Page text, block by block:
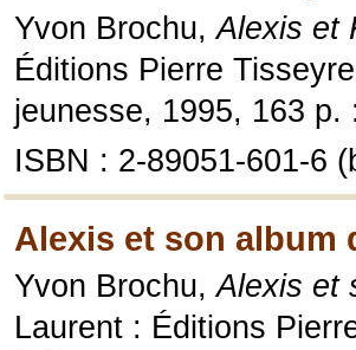
Yvon Brochu,Alexis et
Éditions Pierre
jeunesse, 1995, 163 p.
ISBN : 2-89051-601-6
Alexis et son album
Yvon Brochu,Alexis et
Laurent : Éditions